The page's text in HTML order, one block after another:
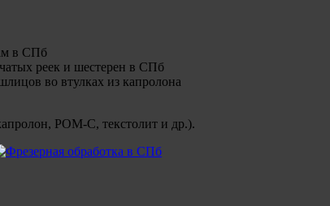
POM-C, текстолит и др.).